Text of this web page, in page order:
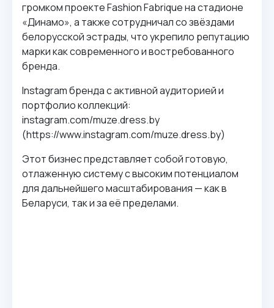
громком проекте Fashion Fabrique на стадионе
«Динамо», а также сотрудничал со звёздами
белорусской эстрады, что укрепило репутацию
марки как современного и востребованного
бренда.
Instagram бренда с активной аудиторией и
портфолио коллекций:
instagram.com/muze.dress.by
(https://www.instagram.com/muze.dress.by)
Этот бизнес представляет собой готовую,
отлаженную систему с высоким потенциалом
для дальнейшего масштабирования — как в
Беларуси, так и за её пределами.